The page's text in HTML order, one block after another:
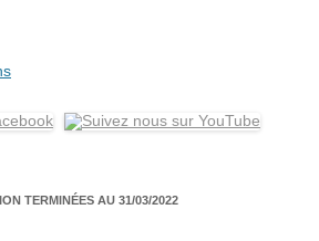
TERMINÉES AU 31/03/2022